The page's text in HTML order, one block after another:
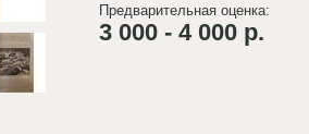
Предварительная оценка:
3 000 - 4 000 р.